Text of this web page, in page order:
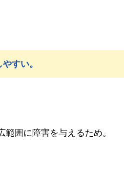
すい。
囲に障害を与えるため。